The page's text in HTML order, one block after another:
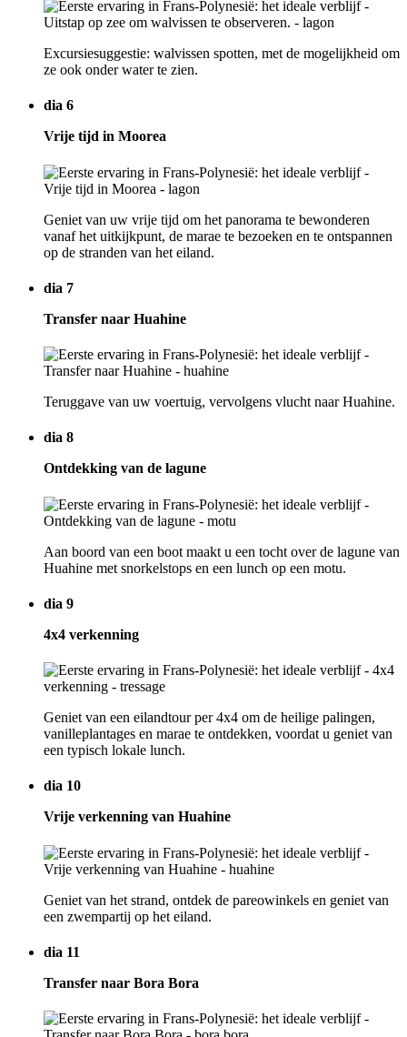
Excursiesuggestie: walvissen spotten, met de mogelijkheid om
ze ook onder water te zien.
dia 6
Vrije tijd in Moorea
Geniet van uw vrije tijd om het panorama te bewonderen
vanaf het uitkijkpunt, de marae te bezoeken en te ontspannen
op de stranden van het eiland.
dia 7
Transfer naar Huahine
Teruggave van uw voertuig, vervolgens vlucht naar Huahine.
dia 8
Ontdekking van de lagune
Aan boord van een boot maakt u een tocht over de lagune van
Huahine met snorkelstops en een lunch op een motu.
dia 9
4x4 verkenning
Geniet van een eilandtour per 4x4 om de heilige palingen,
vanilleplantages en marae te ontdekken, voordat u geniet van
een typisch lokale lunch.
dia 10
Vrije verkenning van Huahine
Geniet van het strand, ontdek de pareowinkels en geniet van
een zwempartij op het eiland.
dia 11
Transfer naar Bora Bora